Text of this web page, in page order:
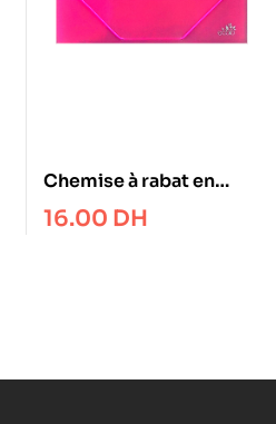
Chemise à rabat en
polypro plastique
Ecolo
16.00 DH